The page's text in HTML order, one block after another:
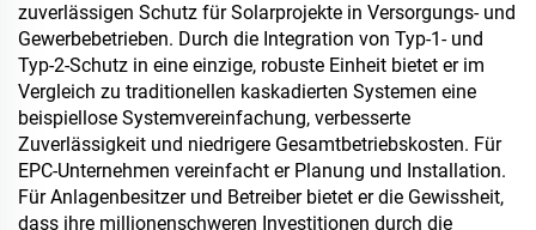
zuverlässigen Schutz für Solarprojekte in Versorgungs- und
Gewerbebetrieben. Durch die Integration von Typ-1- und
Typ-2-Schutz in eine einzige, robuste Einheit bietet er im
Vergleich zu traditionellen kaskadierten Systemen eine
beispiellose Systemvereinfachung, verbesserte
Zuverlässigkeit und niedrigere Gesamtbetriebskosten. Für
EPC-Unternehmen vereinfacht er Planung und Installation.
Für Anlagenbesitzer und Betreiber bietet er die Gewissheit,
dass ihre millionenschweren Investitionen durch die